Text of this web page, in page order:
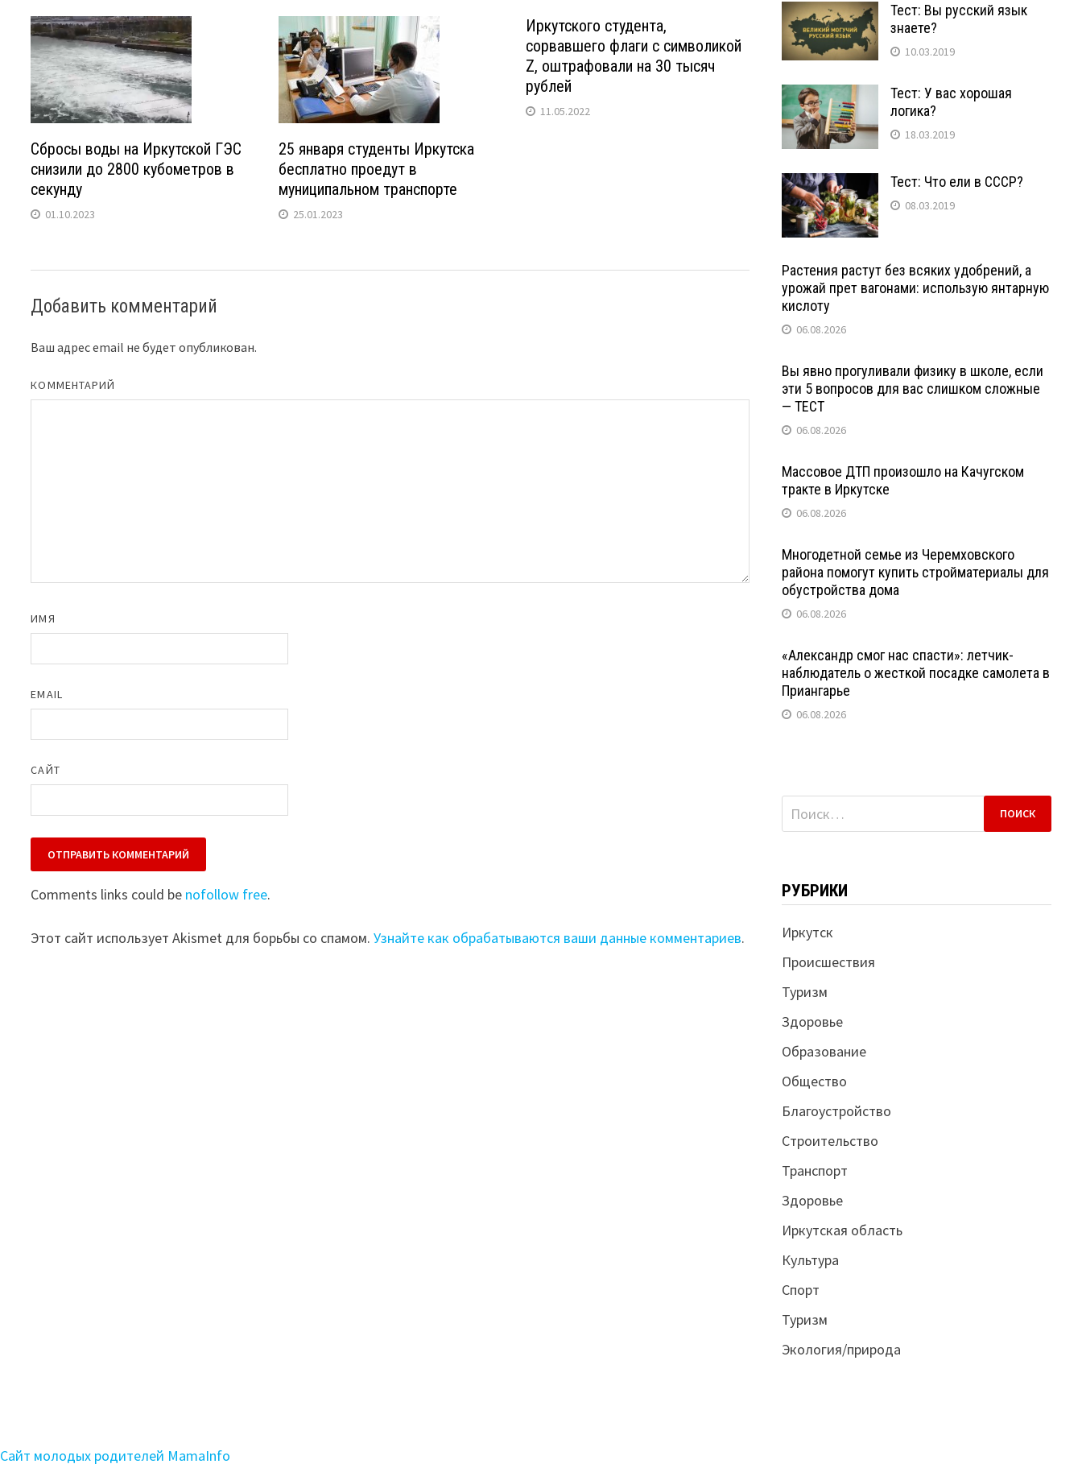
Сбросы воды на Иркутской ГЭС
снизили до 2800 кубометров в
секунду
01.10.2023
25 января студенты Иркутска
бесплатно проедут в
муниципальном транспорте
25.01.2023
Иркутского студента,
сорвавшего флаги с символикой
Z, оштрафовали на 30 тысяч
рублей
11.05.2022
Добавить комментарий
Ваш адрес email не будет опубликован.
КОММЕНТАРИЙ
ИМЯ
EMAIL
САЙТ
Comments links could be nofollow free.
Этот сайт использует Akismet для борьбы со спамом.Узнайте как обрабатываются ваши данные комментариев.
Тест: Вы русский язык
знаете?
10.03.2019
Тест: У вас хорошая
логика?
18.03.2019
Тест: Что ели в СССР?
08.03.2019
Растения растут без всяких удобрений, а
урожай прет вагонами: использую янтарную
кислоту
06.08.2026
Вы явно прогуливали физику в школе, если
эти 5 вопросов для вас слишком сложные
— ТЕСТ
06.08.2026
Массовое ДТП произошло на Качугском
тракте в Иркутске
06.08.2026
Многодетной семье из Черемховского
района помогут купить стройматериалы для
обустройства дома
06.08.2026
«Александр смог нас спасти»: летчик-
наблюдатель о жесткой посадке самолета в
Приангарье
06.08.2026
Найти:
РУБРИКИ
Иркутск
Происшествия
Туризм
Здоровье
Образование
Общество
Благоустройство
Строительство
Транспорт
Здоровье
Иркутская область
Культура
Спорт
Туризм
Экология/природа
Сайт молодых родителей MamaInfo